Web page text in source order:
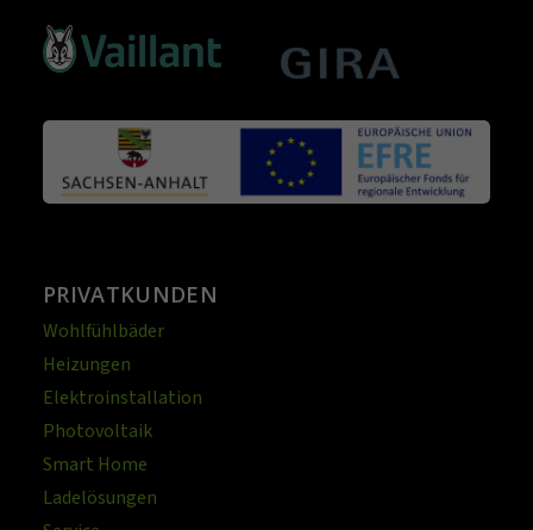
PRIVATKUNDEN
Wohlfühlbäder
Heizungen
Elektroinstallation
Photovoltaik
Smart Home
Ladelösungen